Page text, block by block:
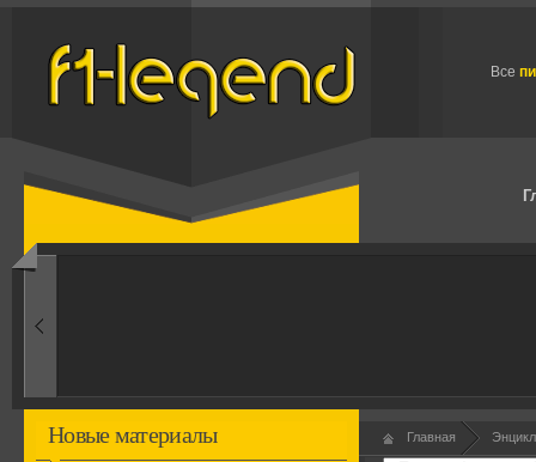
Все
1960-ые
Новые материалы Главная